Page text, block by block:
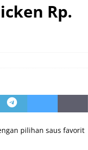
Rp.
pilihan saus favorit